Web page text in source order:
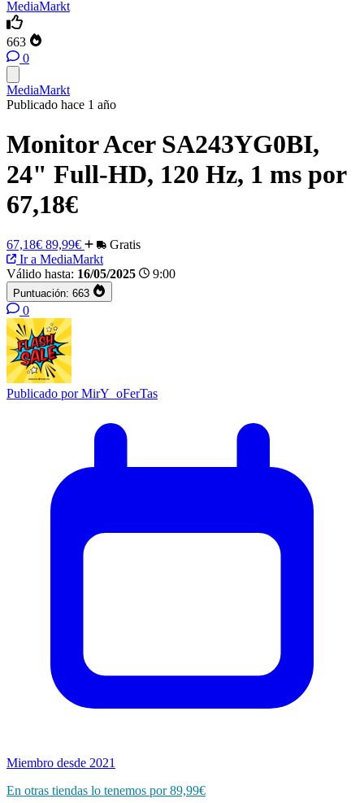
MediaMarkt
663
0
MediaMarkt
Publicado hace 1 año
Monitor Acer SA243YG0BI,
24" Full-HD, 120 Hz, 1 ms por
67,18€
67,18€ 89,99€
Gratis
Ir a MediaMarkt
Válido hasta: 16/05/2025 9:00
Puntuación: 663
0
Publicado porMirY_oFerTas
Miembro desde 2021
En otras tiendas lo tenemos por 89,99€